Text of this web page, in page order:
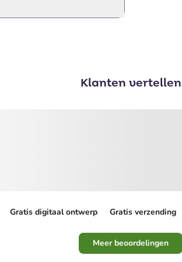
Klanten vertellen
Gratis digitaal ontwerp Gratis verzending
Meer beoordelingen